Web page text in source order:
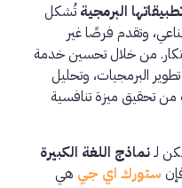
تُشكل
وتقدم فرصًا غير
من خلال تحسين خدمة
البرمجيات، وتحليل
من تحقيق ميزة تنافسية
لـنماذج اللغة الكبيرة
ستورك اي جي هي